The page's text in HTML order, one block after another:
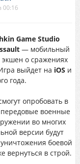
00:16
Game Studio
— мобильный
экшен о сражениях
выйдет на iOS и
года.
опробовать в
военные
во многих
версии будут
боевой
вернуться в строй.